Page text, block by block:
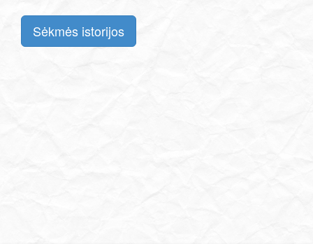
Sėkmės istorijos